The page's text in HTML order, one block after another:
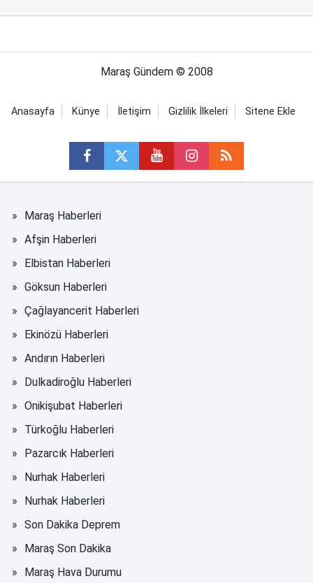
Maraş Gündem © 2008
Anasayfa Künye İletişim Gizlilik İlkeleri Sitene Ekle
Maraş Haberleri
Afşin Haberleri
Elbistan Haberleri
Göksun Haberleri
Çağlayancerit Haberleri
Ekinözü Haberleri
Andırın Haberleri
Dulkadiroğlu Haberleri
Onikişubat Haberleri
Türkoğlu Haberleri
Pazarcık Haberleri
Nurhak Haberleri
Nurhak Haberleri
Son Dakika Deprem
Maraş Son Dakika
Maraş Hava Durumu